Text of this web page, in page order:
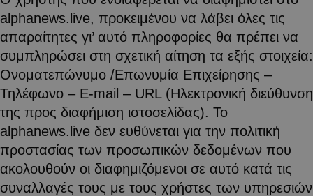
alphanews.live, προκειμένου να λάβει όλες τις
απαραίτητες γι’ αυτό πληροφορίες θα πρέπει να
συμπληρώσει στη σχετική αίτηση τα εξής στοιχεία:
Ονοματεπώνυμο /Επωνυμία Επιχείρησης –
Τηλέφωνο – E-mail – URL (Ηλεκτρονική διεύθυνση
της προς διαφήμιση ιστοσελίδας). Το
alphanews.live δεν ευθύνεται για την πολιτική
προστασίας των προσωπικών δεδομένων που
ακολουθούν οι διαφημιζόμενοι σε αυτό κατά τις
συναλλαγές τους με τους χρήστες των υπηρεσιών